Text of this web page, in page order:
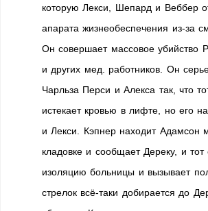
которую Лекси, Шепард и Веббер
апарата жизнеобеспечения из-за
Он совершает массовое убийство
и других мед. работников. Он
Чарльза Перси и Алекса так, что
истекает кровью в лифте, но его
и Лекси. Кэпнер находит Адамсон
кладовке и сообщает Дереку, и тот
изоляцию больницы и вызывает
стрелок всё-таки добирается до